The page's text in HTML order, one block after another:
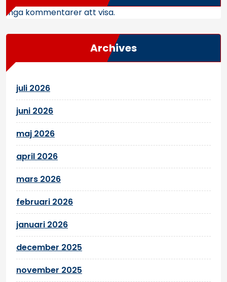
Inga kommentarer att visa.
Archives
juli 2026
juni 2026
maj 2026
april 2026
mars 2026
februari 2026
januari 2026
december 2025
november 2025